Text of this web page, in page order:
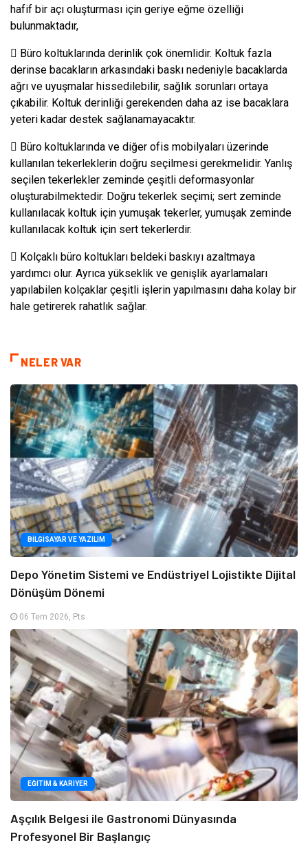
hafif bir açı oluşturması için geriye eğme özelliği
bulunmaktadır,
 Büro koltuklarında derinlik çok önemlidir. Koltuk fazla
derinse bacakların arkasındaki baskı nedeniyle bacaklarda
ağrı ve uyuşmalar hissedilebilir, sağlık sorunları ortaya
çıkabilir. Koltuk derinliği gerekenden daha az ise bacaklara
yeteri kadar destek sağlanamayacaktır.
 Büro koltuklarında ve diğer ofis mobilyaları üzerinde
kullanılan tekerleklerin doğru seçilmesi gerekmelidir. Yanlış
seçilen tekerlekler zeminde çeşitli deformasyonlar
oluşturabilmektedir. Doğru tekerlek seçimi; sert zeminde
kullanılacak koltuk için yumuşak tekerler, yumuşak zeminde
kullanılacak koltuk için sert tekerlerdir.
 Kolçaklı büro koltukları beldeki baskıyı azaltmaya
yardımcı olur. Ayrıca yükseklik ve genişlik ayarlamaları
yapılabilen kolçaklar çeşitli işlerin yapılmasını daha kolay bir
hale getirerek rahatlık sağlar.
NELER VAR
BILGISAYAR VE YAZILIM
Depo Yönetim Sistemi ve Endüstriyel Lojistikte Dijital
Dönüşüm Dönemi
06 Tem 2026, Pts
EĞITIM & KARIYER
Aşçılık Belgesi ile Gastronomi Dünyasında
Profesyonel Bir Başlangıç